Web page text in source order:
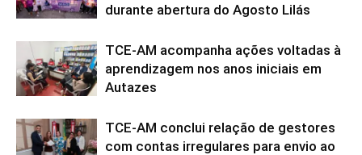
durante abertura do Agosto Lilás
TCE-AM acompanha ações voltadas à
aprendizagem nos anos iniciais em
Autazes
TCE-AM conclui relação de gestores
com contas irregulares para envio ao